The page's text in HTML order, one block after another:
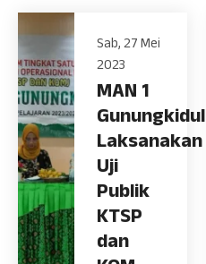
Sab, 27 Mei
2023
MAN 1
Gunungkidul
Laksanakan
Uji
Publik
KTSP
dan